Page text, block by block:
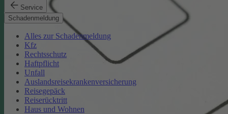
Service
Schadenmeldung
Alles zur Schadenmeldung
Kfz
Rechtsschutz
Haftpflicht
Unfall
Auslandsreisekrankenversicherung
Reisegepäck
Reiserücktritt
Haus und Wohnen